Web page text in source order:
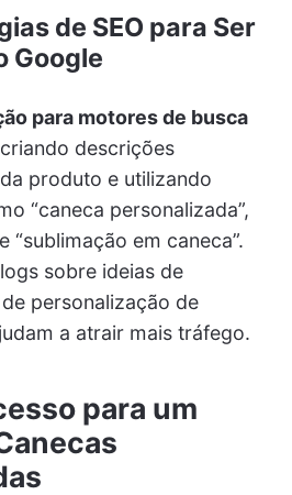
de SEO para Ser
Google
para motores de busca
descrições
produto e utilizando
“caneca personalizada”,
“sublimação em caneca”.
sobre ideias de
personalização de
a atrair mais tráfego.
para um